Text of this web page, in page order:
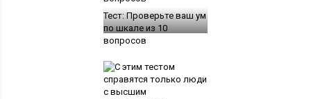
Тест: Проверьте ваш ум
по шкале из 10
вопросов